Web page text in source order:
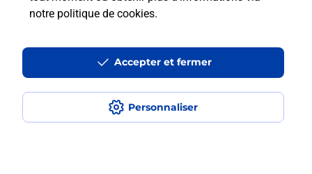
notre politique de cookies.
Personnaliser
Accepter et fermer
Accessibilité : partiellement conforme
Conditions contractuelles
Mentions légales